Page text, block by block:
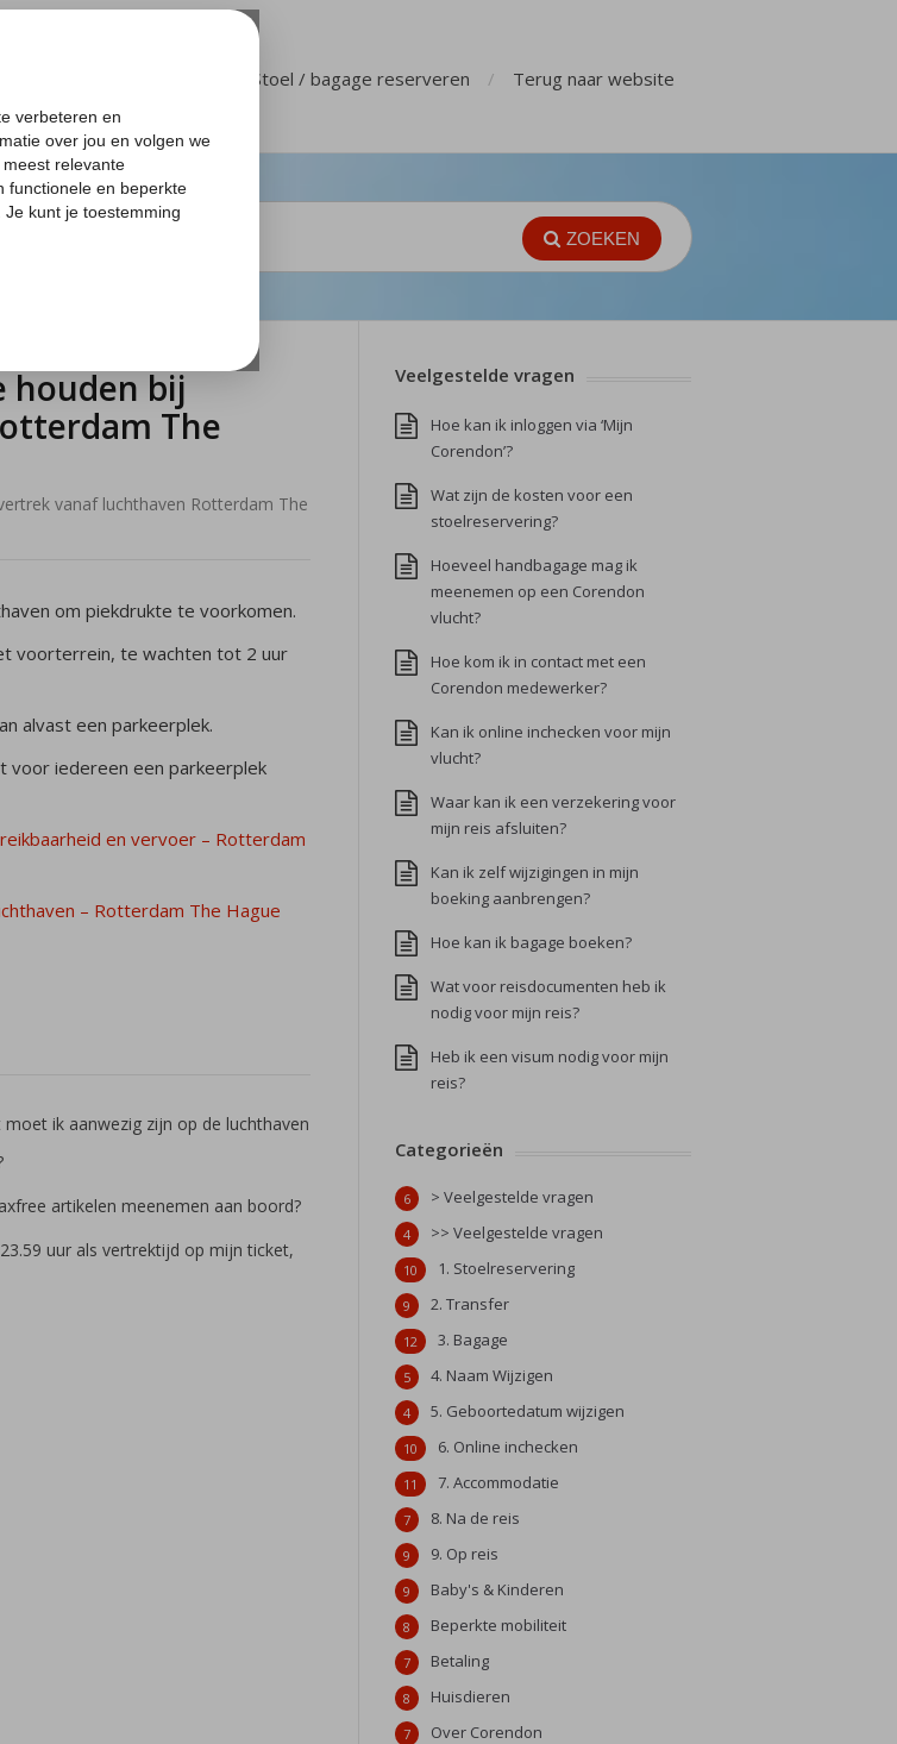
Stoel / bagage reserveren Terug naar website
ZOEKEN
houden bij
The
vanaf luchthaven Rotterdam The
om piekdrukte te voorkomen.
voorterrein, te wachten tot 2 uur
alvast een parkeerplek.
voor iedereen een parkeerplek
en vervoer – Rotterdam
– Rotterdam The Hague
moet ik aanwezig zijn op de luchthaven
artikelen meenemen aan boord?
uur als vertrektijd op mijn ticket,
Veelgestelde vragen
Hoe kan ik inloggen via ‘Mijn
Corendon’?
Wat zijn de kosten voor een
stoelreservering?
Hoeveel handbagage mag ik
meenemen op een Corendon
vlucht?
Hoe kom ik in contact met een
Corendon medewerker?
Kan ik online inchecken voor mijn
vlucht?
Waar kan ik een verzekering voor
mijn reis afsluiten?
Kan ik zelf wijzigingen in mijn
boeking aanbrengen?
Hoe kan ik bagage boeken?
Wat voor reisdocumenten heb ik
nodig voor mijn reis?
Heb ik een visum nodig voor mijn
reis?
Categorieën
> Veelgestelde vragen
6
>> Veelgestelde vragen
4
1. Stoelreservering
10
2. Transfer
9
3. Bagage
12
4. Naam Wijzigen
5
5. Geboortedatum wijzigen
4
6. Online inchecken
10
7. Accommodatie
11
8. Na de reis
7
9. Op reis
9
Baby's & Kinderen
9
Beperkte mobiliteit
8
Betaling
7
Huisdieren
8
Over Corendon
7